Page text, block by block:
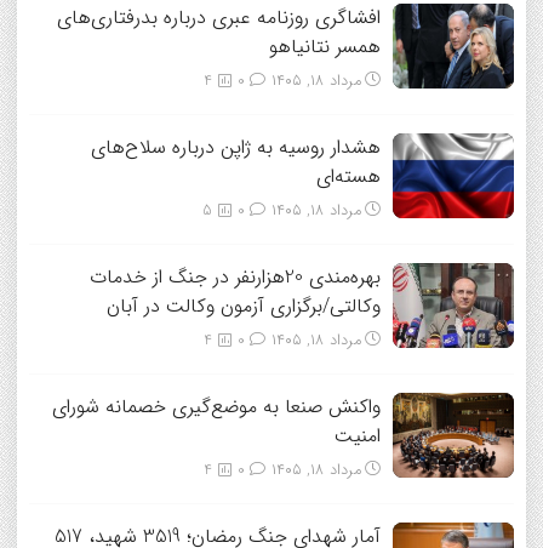
افشاگری روزنامه عبری درباره بدرفتاری‌های
همسر نتانیاهو
مرداد ۱۸, ۱۴۰۵ 4
هشدار روسیه به ژاپن درباره سلاح‌های
هسته‌ای
مرداد ۱۸, ۱۴۰۵ 5
بهره‌مندی 20هزارنفر در جنگ از خدمات
وکالتی/برگزاری آزمون وکالت در آبان
مرداد ۱۸, ۱۴۰۵ 4
واکنش صنعا به موضع‌گیری خصمانه شورای
امنیت
مرداد ۱۸, ۱۴۰۵ 4
آمار شهدای جنگ رمضان؛ 3519 شهید، 517